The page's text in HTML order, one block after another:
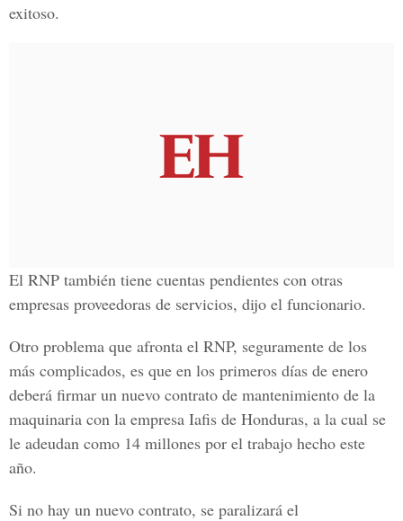
exitoso.
El RNP también tiene cuentas pendientes con otras
empresas proveedoras de servicios, dijo el funcionario.
Otro problema que afronta el RNP, seguramente de los
más complicados, es que en los primeros días de enero
deberá firmar un nuevo contrato de mantenimiento de la
maquinaria con la empresa Iafis de Honduras, a la cual se
le adeudan como 14 millones por el trabajo hecho este
año.
Si no hay un nuevo contrato, se paralizará el